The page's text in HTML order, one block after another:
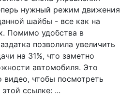
нужный режим движения
шайбы - все как на
Помимо удобства в
позволила увеличить
на 31%, что заметно
автомобиля. Это
видео, чтобы посмотреть
ссылке: ...